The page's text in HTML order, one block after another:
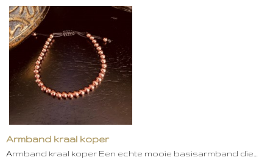
Armband kraal koper
Armband kraal koper Een echte mooie basisarmband die…